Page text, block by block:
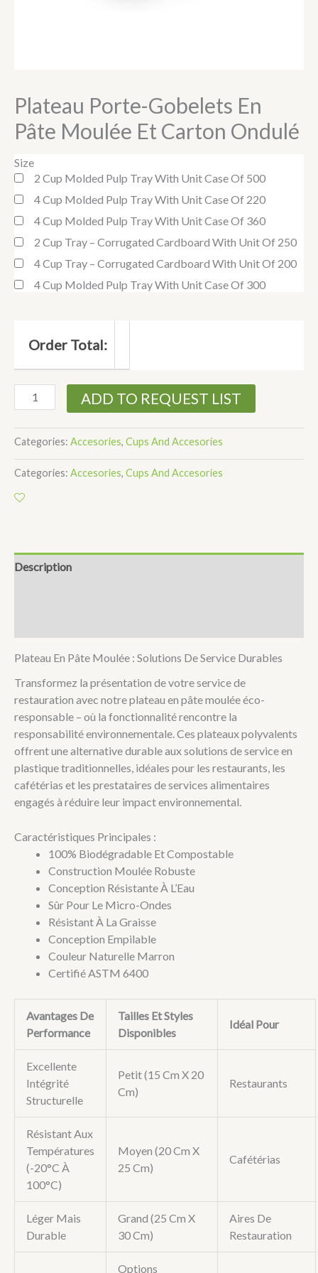
Plateau Porte-Gobelets En
Pâte Moulée Et Carton Ondulé
Size
2 Cup Molded Pulp Tray With Unit Case Of 500
4 Cup Molded Pulp Tray With Unit Case Of 220
4 Cup Molded Pulp Tray With Unit Case Of 360
2 Cup Tray – Corrugated Cardboard With Unit Of 250
4 Cup Tray – Corrugated Cardboard With Unit Of 200
4 Cup Molded Pulp Tray With Unit Case Of 300
Order Total:
ADD TO REQUEST LIST
Categories: Accesories, Cups And Accesories
Categories: Accesories, Cups And Accesories
Description
Plateau En Pâte Moulée : Solutions De Service Durables
Transformez la présentation de votre service de
restauration avec notre plateau en pâte moulée éco-
responsable – où la fonctionnalité rencontre la
responsabilité environnementale. Ces plateaux polyvalents
offrent une alternative durable aux solutions de service en
plastique traditionnelles, idéales pour les restaurants, les
cafétérias et les prestataires de services alimentaires
engagés à réduire leur impact environnemental.
Caractéristiques Principales :
100% Biodégradable Et Compostable
Construction Moulée Robuste
Conception Résistante À L’Eau
Sûr Pour Le Micro-Ondes
Résistant À La Graisse
Conception Empilable
Couleur Naturelle Marron
Certifié ASTM 6400
Avantages De
Performance
Tailles Et Styles
Disponibles
Idéal Pour
Excellente
Intégrité
Structurelle
Petit (15 Cm X 20
Cm)
Restaurants
Résistant Aux
Températures
(-20°C À
100°C)
Moyen (20 Cm X
25 Cm)
Cafétérias
Léger Mais
Durable
Grand (25 Cm X
30 Cm)
Aires De
Restauration
Options